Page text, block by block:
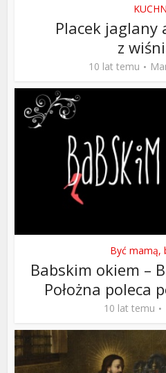
Placek
z
10 lat temu
Być mamą,
Babskim okiem –
Położna poleca
10 lat temu